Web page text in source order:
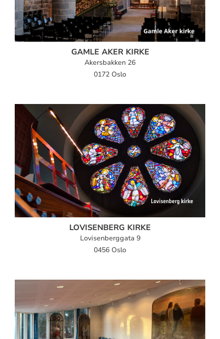
GAMLE AKER KIRKE
Akersbakken 26
0172 Oslo
LOVISENBERG KIRKE
Lovisenberggata 9
0456 Oslo